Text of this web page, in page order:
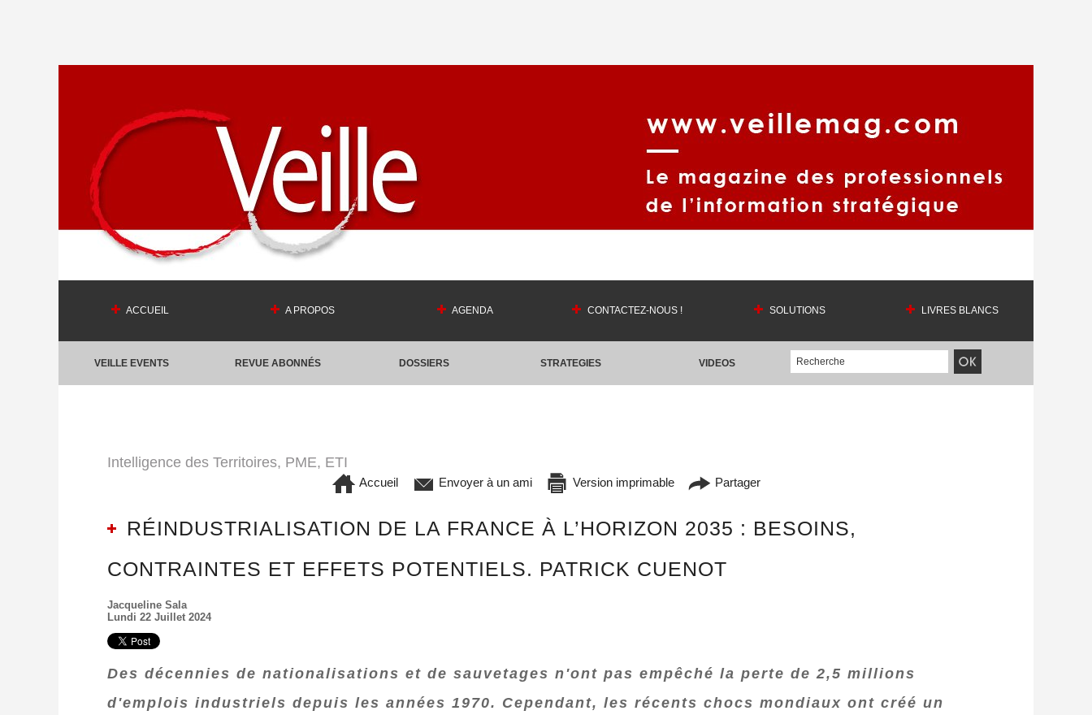
ACCUEIL A PROPOS AGENDA CONTACTEZ-NOUS ! SOLUTIONS LIVRES BLANCS
VEILLE EVENTS REVUE ABONNÉS DOSSIERS STRATEGIES VIDEOS
Intelligence des Territoires, PME, ETI
Accueil Envoyer à un ami Version imprimable Partager
RÉINDUSTRIALISATION DE LA FRANCE À L’HORIZON 2035 : BESOINS,
CONTRAINTES ET EFFETS POTENTIELS. PATRICK CUENOT
Jacqueline Sala
Lundi 22 Juillet 2024
Des décennies de nationalisations et de sauvetages n'ont pas empêché la perte de 2,5 millions
d'emplois industriels depuis les années 1970. Cependant, les récents chocs mondiaux ont créé un